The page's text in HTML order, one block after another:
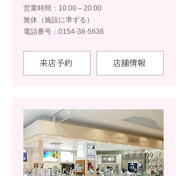
営業時間：10:00～20:00
無休（施設に準ずる）
電話番号：0154-38-5636
来店予約 店舗情報